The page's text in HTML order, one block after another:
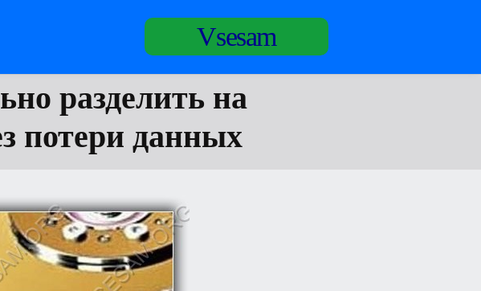
Vsesam
разделить на
потери данных